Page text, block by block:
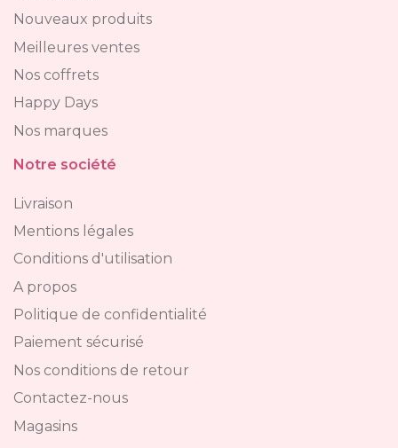
Nouveaux produits
Meilleures ventes
Nos coffrets
Happy Days
Nos marques
Notre société
Livraison
Mentions légales
Conditions d'utilisation
A propos
Politique de confidentialité
Paiement sécurisé
Nos conditions de retour
Contactez-nous
Magasins